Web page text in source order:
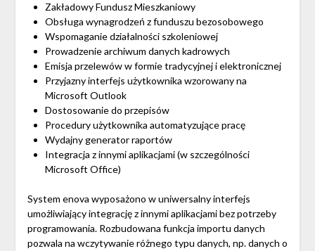
Zakładowy Fundusz Mieszkaniowy
Obsługa wynagrodzeń z funduszu bezosobowego
Wspomaganie działalności szkoleniowej
Prowadzenie archiwum danych kadrowych
Emisja przelewów w formie tradycyjnej i elektronicznej
Przyjazny interfejs użytkownika wzorowany na
Microsoft Outlook
Dostosowanie do przepisów
Procedury użytkownika automatyzujące pracę
Wydajny generator raportów
Integracja z innymi aplikacjami (w szczególności
Microsoft Office)
System enova wyposażono w uniwersalny interfejs
umożliwiający integrację z innymi aplikacjami bez potrzeby
programowania. Rozbudowana funkcja importu danych
pozwala na wczytywanie różnego typu danych, np. danych o